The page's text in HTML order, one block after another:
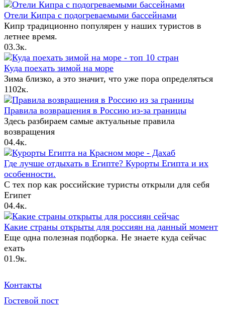
Отели Кипра с подогреваемыми бассейнами
Кипр традиционно популярен у наших туристов в
летнее время.
03.3к.
Куда поехать зимой на море
Зима близко, а это значит, что уже пора определяться
1102к.
Правила возвращения в Россию из-за границы
Здесь разбираем самые актуальные правила
возвращения
04.4к.
Где лучше отдыхать в Египте? Курорты Египта и их
особенности.
С тех пор как российские туристы открыли для себя
Египет
04.4к.
Какие страны открыты для россиян на данный момент
Еще одна полезная подборка. Не знаете куда сейчас
ехать
01.9к.
Контакты
Гостевой пост